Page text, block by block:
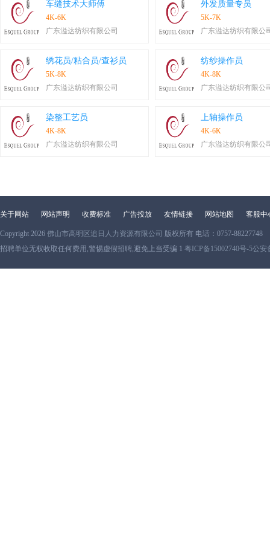
车缝技术大师傅
4K-6K
广东溢达纺织有限公司
外发质量专员
5K-7K
广东溢达纺织有限公
绣花员/粘合员/查衫员
5K-8K
广东溢达纺织有限公司
纺纱操作员
4K-8K
广东溢达纺织有限公
染整工艺员
4K-8K
广东溢达纺织有限公司
上轴操作员
4K-6K
广东溢达纺织有限公
关于网站 网站声明 收费标准 广告投放 友情链接 网站地图 客服中
Copyright 2026 佛山市高明区追日人力资源有限公司 版权所有 电话：0757-88227748
招聘单位无权收取任何费用,警惕虚假招聘,避免上当受骗 1 粤ICP备15002740号-5公安